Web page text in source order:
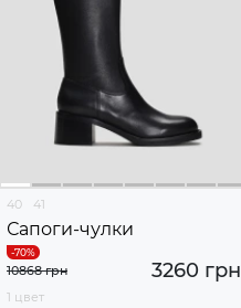
40 41
Сапоги-чулки
3260 грн
10868 грн
1 цвет